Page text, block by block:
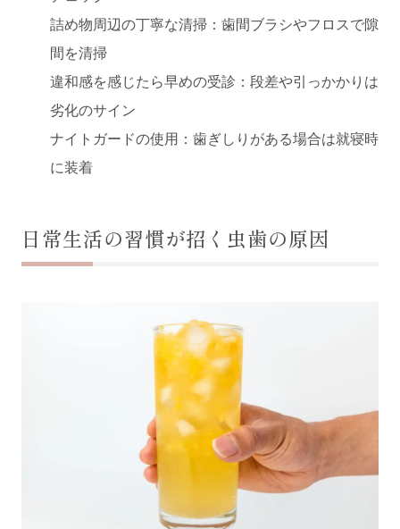
詰め物周辺の丁寧な清掃：歯間ブラシやフロスで隙
間を清掃
違和感を感じたら早めの受診：段差や引っかかりは
劣化のサイン
ナイトガードの使用：歯ぎしりがある場合は就寝時
に装着
日常生活の習慣が招く虫歯の原因